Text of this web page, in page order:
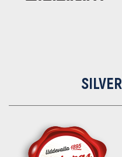
SILVER